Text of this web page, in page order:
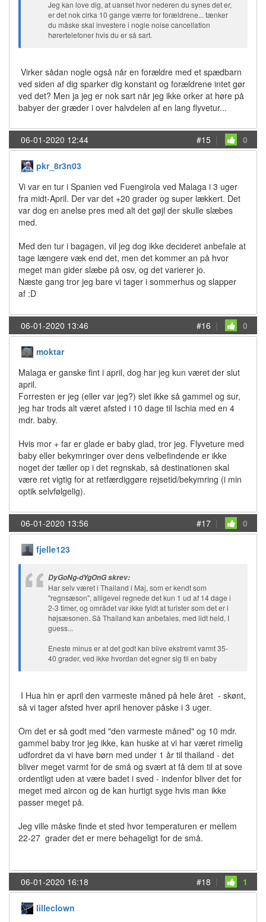
Jeg kan love dig, at uanset hvor nederen du synes det er,
er det nok cirka 10 gange værre for forældrene... tænker
du måske skal investere i nogle noise cancellation
hørertelefoner hvis du er så sart.
Virker sådan nogle også når en forældre med et spædbarn
ved siden af dig sparker dig konstant og forældrene intet gør
ved det? Men ja jeg er nok sart når jeg ikke orker at høre på
babyer der græder i over halvdelen af en lang flyvetur...
06-01-2020 12:44 #15 | 0
pkr_8r3n03
Vi var en tur i Spanien ved Fuengirola ved Malaga i 3 uger
fra midt-April. Der var det +20 grader og super lækkert. Det
var dog en anelse pres med alt det gøjl der skulle slæbes
med.
Med den tur i bagagen, vil jeg dog ikke decideret anbefale at
tage længere væk end det, men det kommer an på hvor
meget man gider slæbe på osv, og det varierer jo.
Næste gang tror jeg bare vi tager i sommerhus og slapper
af :D
06-01-2020 13:46 #16 | 0
moktar
Malaga er ganske fint i april, dog har jeg kun været der slut
april.
Forresten er jeg (eller var jeg?) slet ikke så gammel og sur,
jeg har trods alt været afsted i 10 dage til Ischia med en 4
mdr. baby.
Hvis mor + far er glade er baby glad, tror jeg. Flyveture med
baby eller bekymringer over dens velbefindende er ikke
noget der tæller op i det regnskab, så destinationen skal
være ret vigtig for at retfærdiggøre rejsetid/bekymring (i min
optik selvfølgelig).
06-01-2020 13:56 #17 | 0
fjelle123
DyGoNg-dYgOnG skrev:
Har selv været i Thailand i Maj, som er kendt som
"regnsæson", alligevel regnede det kun 1 ud af 14 dage i
2-3 timer, og området var ikke fyldt at turister som det er i
højsæsonen. Så Thailand kan anbefales, med lidt held, I
guess...
Eneste minus er at det godt kan blive ekstremt varmt 35-
40 grader, ved ikke hvordan det egner sig til en baby
I Hua hin er april den varmeste måned på hele året - skønt,
så vi tager afsted hver april henover påske i 3 uger.
Om det er så godt med "den varmeste måned" og 10 mdr.
gammel baby tror jeg ikke, kan huske at vi har været rimelig
udfordret da vi have børn med under 1 år til thailand - det
bliver meget varmt for de små og svært at få dem til at sove
ordentligt uden at være badet i sved - indenfor bliver det for
meget med aircon og de kan hurtigt syge hvis man ikke
passer meget på.
Jeg ville måske finde et sted hvor temperaturen er mellem
22-27 grader det er mere behageligt for de små.
06-01-2020 16:18 #18 | 1
lilleclown